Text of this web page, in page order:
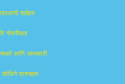
शर्तहरु
गोपनीयता
लागि जानकारी
साेधिने प्रश्नहरू